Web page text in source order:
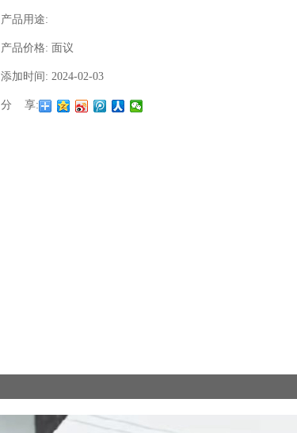
产品用途:
产品价格: 面议
添加时间: 2024-02-03
分 享: